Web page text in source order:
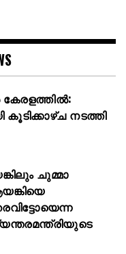
കേരളത്തിൽ:
നടത്തി
ചുമ്മാ